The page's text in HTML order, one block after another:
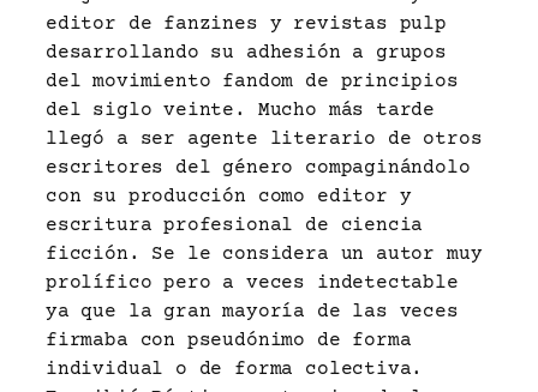
editor de fanzines y revistas pulp
desarrollando su adhesión a grupos
del movimiento fandom de principios
del siglo veinte. Mucho más tarde
llegó a ser agente literario de otros
escritores del género compaginándolo
con su producción como editor y
escritura profesional de ciencia
ficción. Se le considera un autor muy
prolífico pero a veces indetectable
ya que la gran mayoría de las veces
firmaba con pseudónimo de forma
individual o de forma colectiva.